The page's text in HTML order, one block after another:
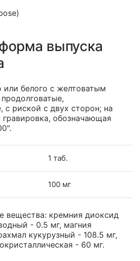
выпуска
или белого с желтоватым
с риской с двух сторон; на
обозначающая
1 таб.
100 мг
вещества: кремния диоксид
- 0.5 мг, магния
кукурузный - 108.5 мг,
- 60 мг.